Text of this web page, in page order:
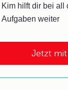
Jetzt
Kim hilft dir bei all
Aufgaben weiter